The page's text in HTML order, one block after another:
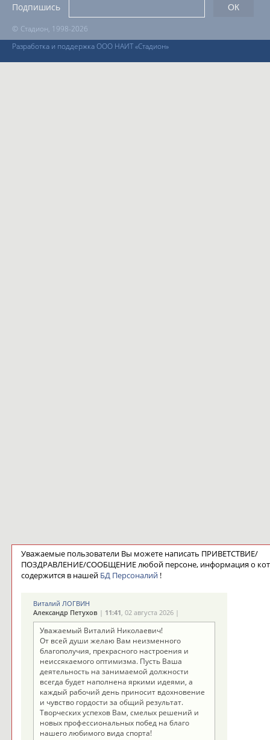
© Стадион, 1998-2026
Разработка и поддержка ООО НАИТ «Стадион»
Подпишись
Уважаемые пользователи Вы можете написать ПРИВЕТСТВИЕ/
ПОЗДРАВЛЕНИЕ/СООБЩЕНИЕ любой персоне, информация о
содержится в нашей БД Персоналий!
Виталий ЛОГВИН
Александр Петухов| 11:41, 02 августа 2026 |
Уважаемый Виталий Николаевич!
От всей души желаю Вам неизменного
благополучия, прекрасного настроения и
неиссякаемого оптимизма. Пусть Ваша
деятельность на занимаемой должности
всегда будет наполнена яркими идеями, а
каждый рабочий день приносит вдохновение
и чувство гордости за общий результат.
Творческих успехов Вам, смелых решений и
новых профессиональных побед на благо
нашего любимого вида спорта!